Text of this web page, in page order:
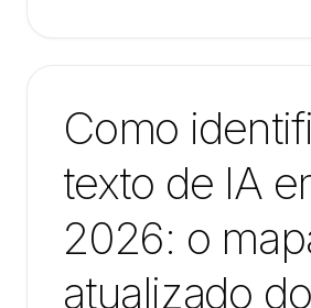
Como
texto de IA
2026: o
atualizado